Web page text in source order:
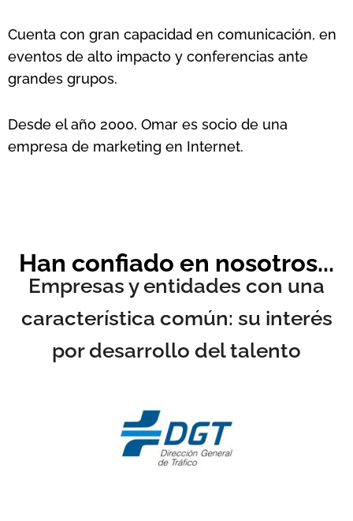
Cuenta con gran capacidad en comunicación, en
eventos de alto impacto y conferencias ante
grandes grupos.
Desde el año 2000, Omar es socio de una
empresa de marketing en Internet.
Han confiado en nosotros...
Empresas y entidades con una
característica común: su interés
por desarrollo del talento